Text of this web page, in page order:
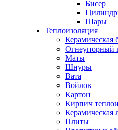
Бисер
Шары
Теплоизоляция
Керамическая
Огнеупорный
Маты
Шнуры
Вата
Войлок
Картон
Кирпич
Керамическая
Плиты